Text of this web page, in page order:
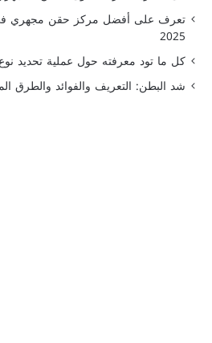
تعرف على أفضل مركز حقن مجهري
2025
كل ما تود معرفته حول عملية تحديد
شد البطن: التعريف والفوائد والطرق